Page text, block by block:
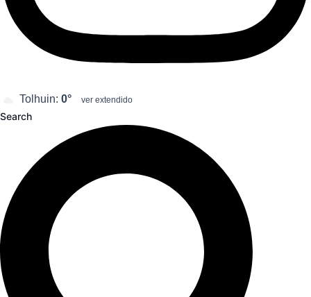
Tolhuin: 0° ver extendido
Search